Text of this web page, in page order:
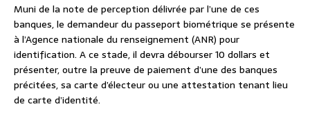
Muni de la note de perception délivrée par l’une de ces
banques, le demandeur du passeport biométrique se présente
à l’Agence nationale du renseignement (ANR) pour
identification. A ce stade, il devra débourser 10 dollars et
présenter, outre la preuve de paiement d’une des banques
précitées, sa carte d’électeur ou une attestation tenant lieu
de carte d’identité.